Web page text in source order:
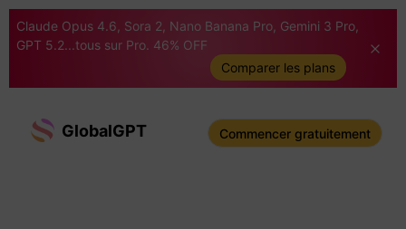
Claude Opus 4.6, Sora 2, Nano Banana Pro, Gemini 3 Pro,
GPT 5.2...tous sur Pro. 46% OFF
Comparer les plans
GlobalGPT Commencer gratuitement